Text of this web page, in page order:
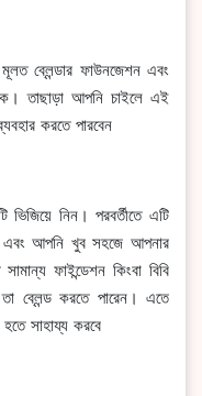
ব্লেন্ডার ফাউনজেশন এবং
তাছাড়া আপনি চাইলে এই
করতে পারবেন
ভিজিয়ে নিন। পরবর্তীতে এটি
এবং আপনি খুব সহজে আপনার
ফাইন্ডেশন কিংবা বিবি
ব্লেন্ড করতে পারেন। এতে
সাহায্য করবে